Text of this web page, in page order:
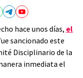
hace unos días, el
sancionado este
Disciplinario de la
inmediata el